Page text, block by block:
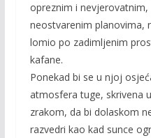
opreznim i
neostvarenim planovima,
lomio po zadimljenim
kafane.
Ponekad bi se u njoj
atmosfera tuge, skrivena
zrakom, da bi dolaskom
razvedri kao kad sunce